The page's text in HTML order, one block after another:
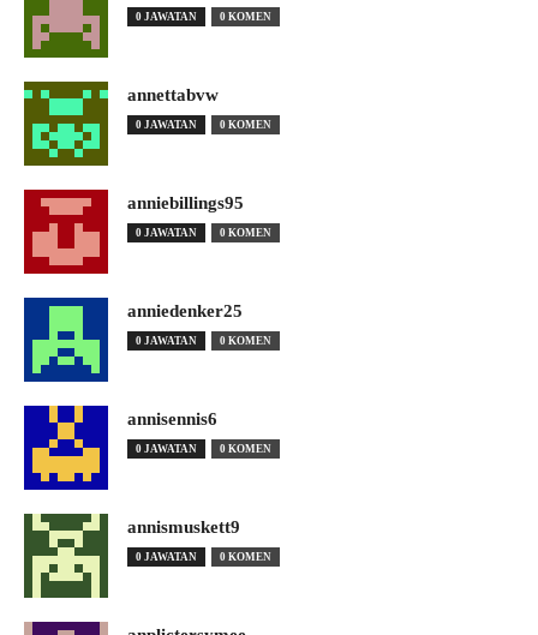
0 JAWATAN 0 KOMEN
annettabvw
0 JAWATAN 0 KOMEN
anniebillings95
0 JAWATAN 0 KOMEN
anniedenker25
0 JAWATAN 0 KOMEN
annisennis6
0 JAWATAN 0 KOMEN
annismuskett9
0 JAWATAN 0 KOMEN